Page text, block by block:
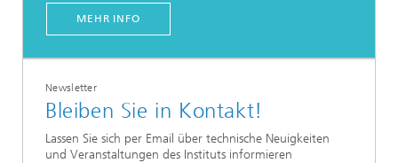
MEHR INFO
Newsletter
Bleiben Sie in Kontakt!
Lassen Sie sich per Email über technische Neuigkeiten
und Veranstaltungen des Instituts informieren